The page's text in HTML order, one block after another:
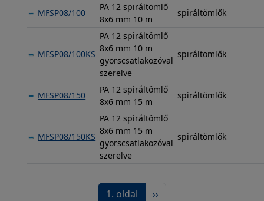
MFSP08/100
PA 12 spiráltömlő
8x6 mm 10 m
spiráltömlők
MFSP08/100KS
PA 12 spiráltömlő
8x6 mm 10 m
gyorscsatlakozóval
szerelve
spiráltömlők
MFSP08/150
PA 12 spiráltömlő
8x6 mm 15 m
spiráltömlők
MFSP08/150KS
PA 12 spiráltömlő
8x6 mm 15 m
gyorscsatlakozóval
szerelve
spiráltömlők
Oldalszámozás
1. oldal Következő oldal
››